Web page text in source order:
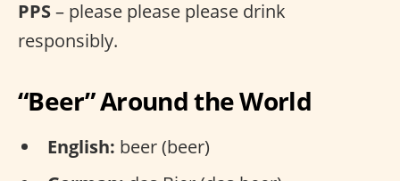
PPS– please please please drink
responsibly.
“Beer” Around the World
English: beer (beer)